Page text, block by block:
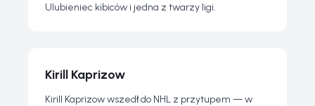
Ulubieniec kibiców i jedna z twarzy ligi.
Kirill Kaprizow
Kirill Kaprizow wszedł do NHL z przytupem — w